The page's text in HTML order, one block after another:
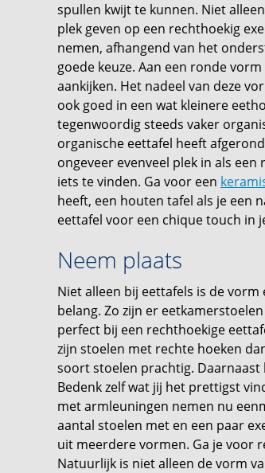
spullen kwijt te kunnen. Niet
plek geven op een rechthoekig
nemen, afhangend van het
goede keuze. Aan een ronde
aankijken. Het nadeel van deze
ook goed in een wat kleinere
tegenwoordig steeds vaker
organische eettafel heeft
ongeveer evenveel plek in als
iets te vinden. Ga voor een
heeft, een houten tafel als je een
eettafel voor een chique touch in
Neem plaats
Niet alleen bij eettafels is de
belang. Zo zijn er
perfect bij een rechthoekige
zijn stoelen met rechte hoeken
soort stoelen prachtig.
Bedenk zelf wat jij het prettigst
met armleuningen nemen nu
aantal stoelen met en een paar
uit meerdere vormen. Ga je voor
Natuurlijk is niet alleen de vorm